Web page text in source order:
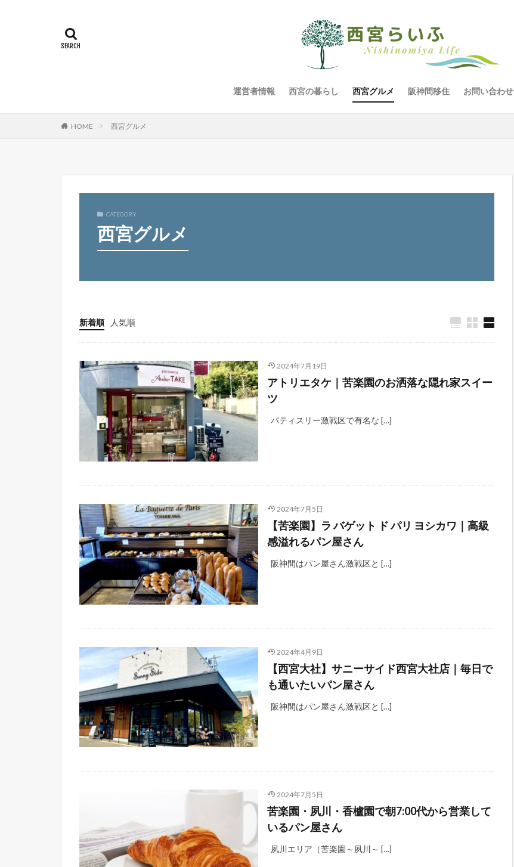
運営者情報 西宮の暮らし 西宮グルメ 阪神間移住 お問い合わせ
HOME 西宮グルメ
CATEGORY
西宮グルメ
新着順 人気順
2024年7月19日
アトリエタケ｜苦楽園のお洒落な隠れ家スイー
ツ
パティスリー激戦区で有名な […]
2024年7月5日
【苦楽園】ラ バゲット ド パリ ヨシカワ｜高級
感溢れるパン屋さん
阪神間はパン屋さん激戦区と […]
2024年4月9日
【西宮大社】サニーサイド西宮大社店｜毎日で
も通いたいパン屋さん
阪神間はパン屋さん激戦区と […]
2024年7月5日
苦楽園・夙川・香櫨園で朝7:00代から営業して
いるパン屋さん
夙川エリア（苦楽園～夙川～ […]